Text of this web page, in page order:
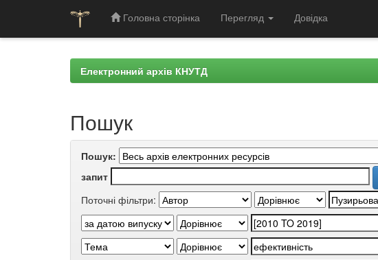
Головна сторінка Перегляд Довідка
Електронний архів КНУТД
Пошук
Пошук:
запит
Поточні фільтри: